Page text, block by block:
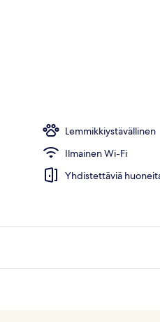
Lemmikkiystävällinen
Ilmainen Wi-Fi
Yhdistettäviä